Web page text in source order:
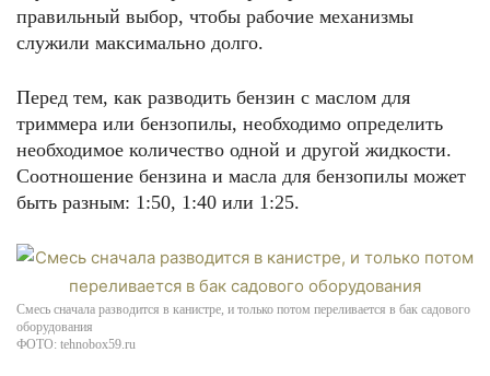
правильный выбор, чтобы рабочие механизмы
служили максимально долго.
Перед тем, как разводить бензин с маслом для
триммера или бензопилы, необходимо определить
необходимое количество одной и другой жидкости.
Соотношение бензина и масла для бензопилы может
быть разным: 1:50, 1:40 или 1:25.
Смесь сначала разводится в канистре, и только потом переливается в бак садового
оборудования
ФОТО: tehnobox59.ru